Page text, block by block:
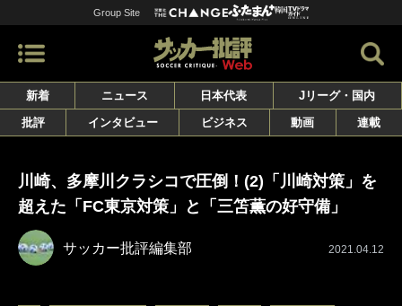
Group Site
新着 ニュース 日本代表
Jリーグ・国内
批評
インタビュー ビジネス 動画 連載
川崎、多摩川クラシコで圧倒！(2)「川崎対策」を
超えた「FC東京対策」と「三笘薫の好守備」
サッカー批評編集部 2021.04.12